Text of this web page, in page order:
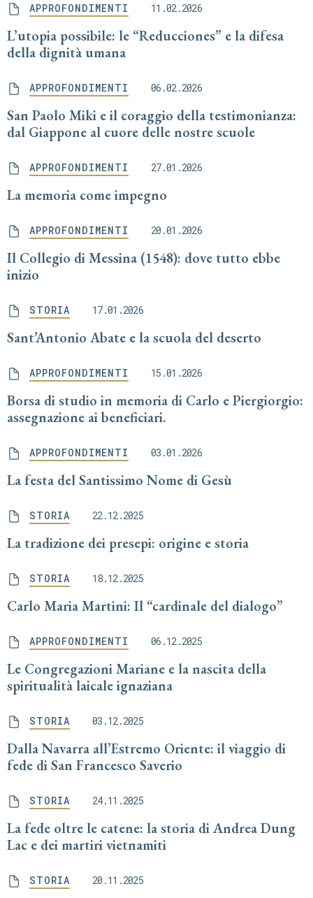
APPROFONDIMENTI 11.02.2026
L’utopia possibile: le “Reducciones” e la difesa
della dignità umana
APPROFONDIMENTI 06.02.2026
San Paolo Miki e il coraggio della testimonianza:
dal Giappone al cuore delle nostre scuole
APPROFONDIMENTI 27.01.2026
La memoria come impegno
APPROFONDIMENTI 20.01.2026
Il Collegio di Messina (1548): dove tutto ebbe
inizio
STORIA 17.01.2026
Sant’Antonio Abate e la scuola del deserto
APPROFONDIMENTI 15.01.2026
Borsa di studio in memoria di Carlo e Piergiorgio:
assegnazione ai beneficiari.
APPROFONDIMENTI 03.01.2026
La festa del Santissimo Nome di Gesù
STORIA 22.12.2025
La tradizione dei presepi: origine e storia
STORIA 18.12.2025
Carlo Maria Martini: Il “cardinale del dialogo”
APPROFONDIMENTI 06.12.2025
Le Congregazioni Mariane e la nascita della
spiritualità laicale ignaziana
STORIA 03.12.2025
Dalla Navarra all’Estremo Oriente: il viaggio di
fede di San Francesco Saverio
STORIA 24.11.2025
La fede oltre le catene: la storia di Andrea Dung
Lac e dei martiri vietnamiti
STORIA 20.11.2025